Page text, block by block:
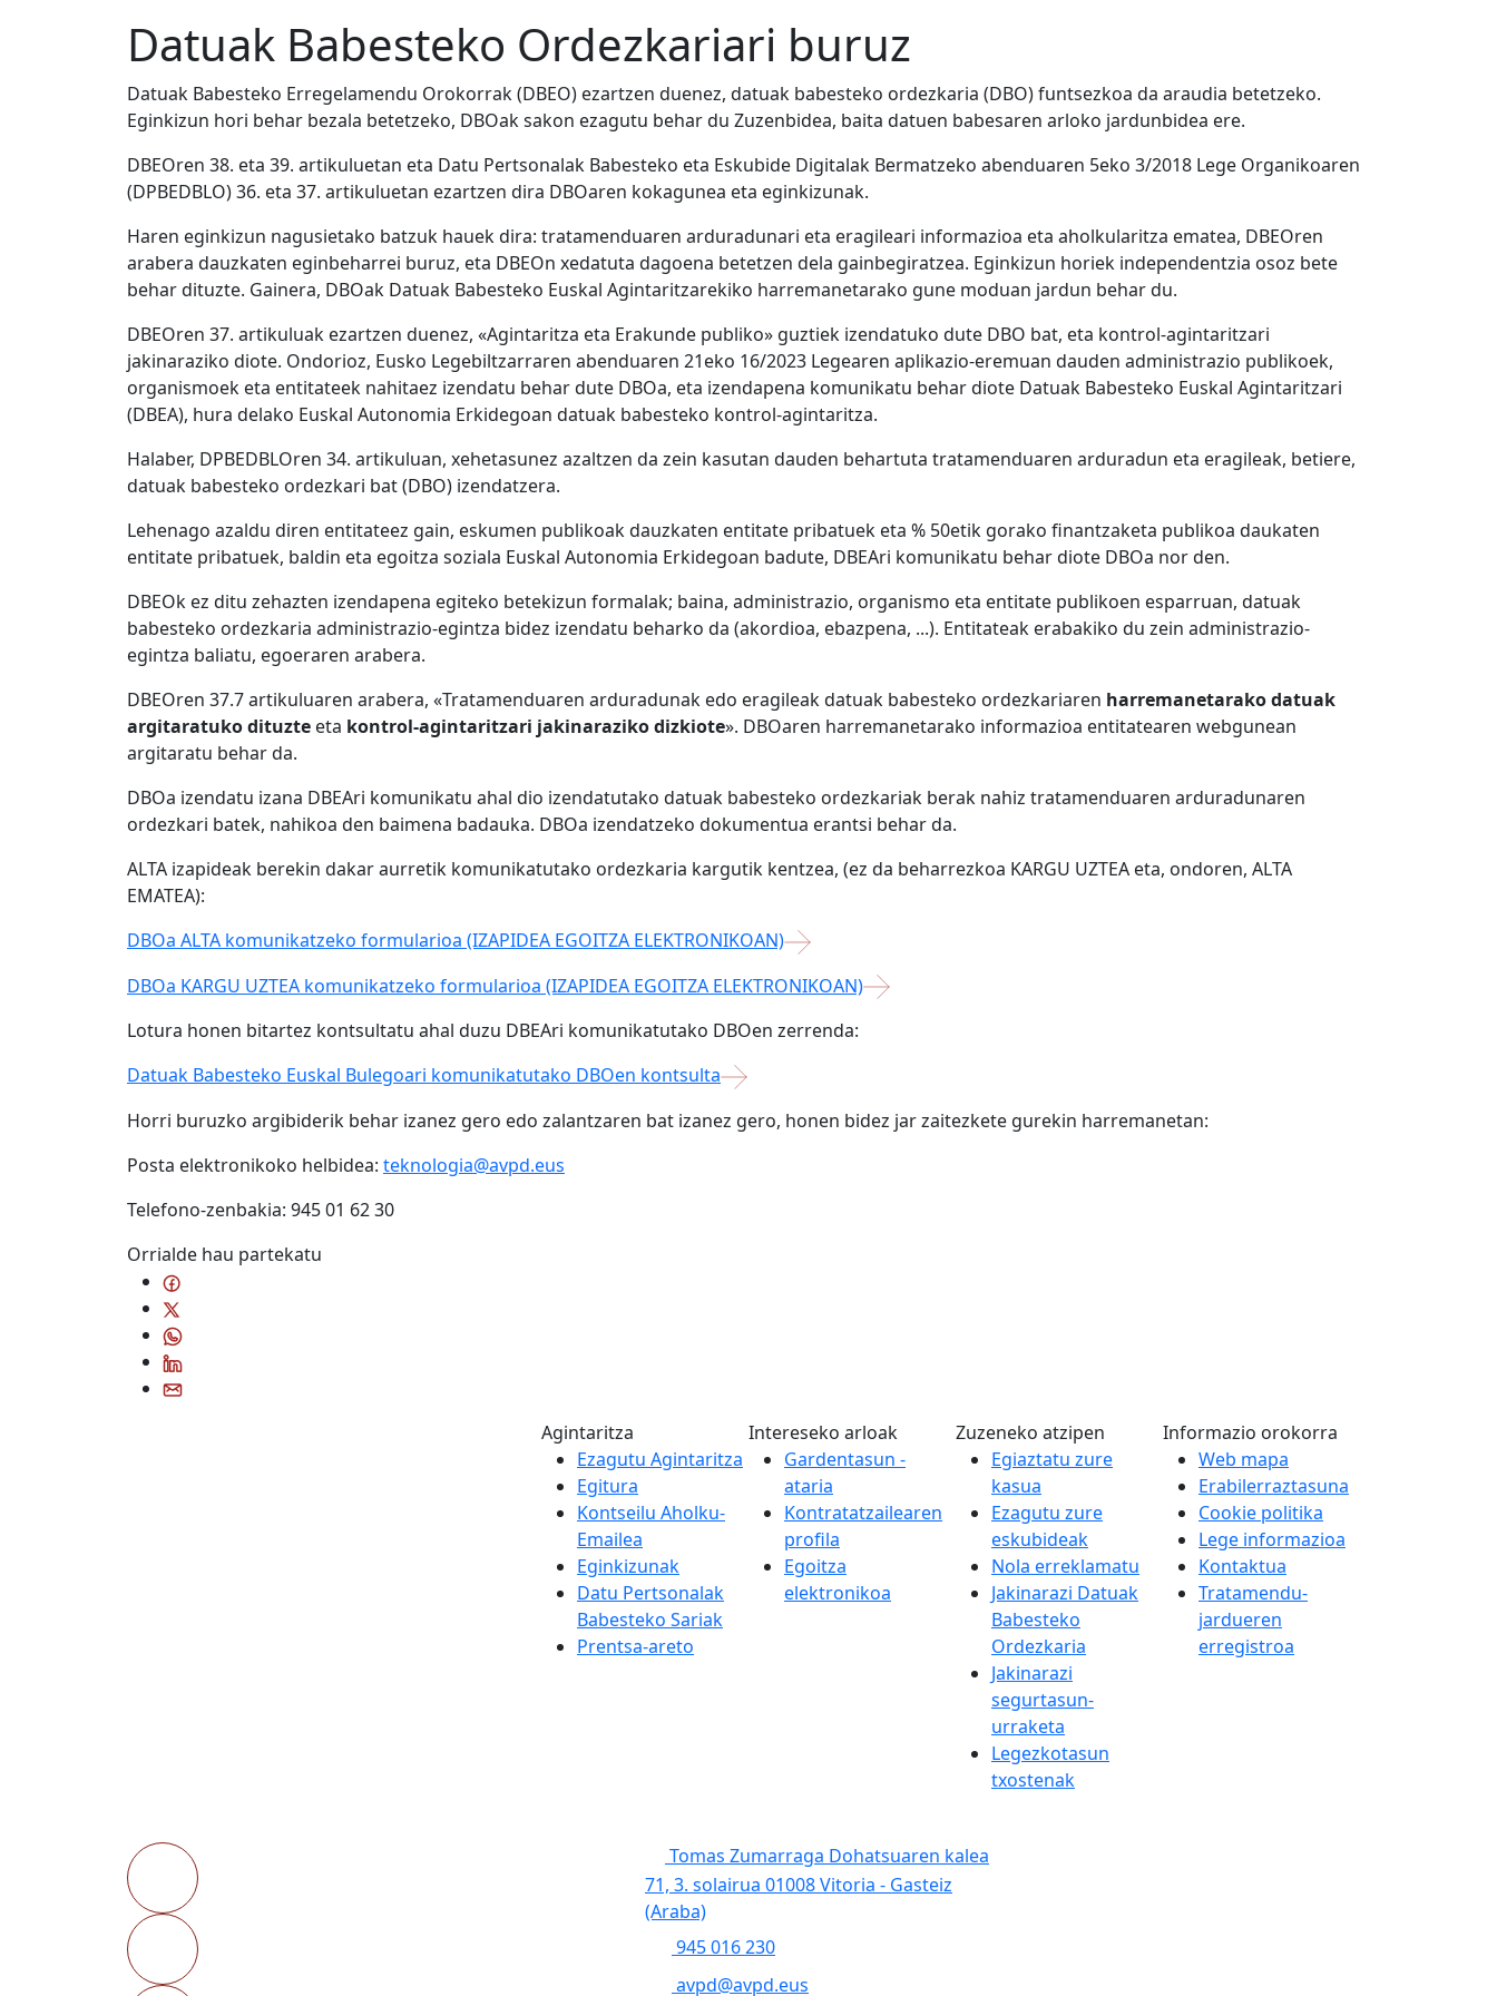
Datuak Babesteko Ordezkariari buruz
Datuak Babesteko Erregelamendu Orokorrak (DBEO) ezartzen duenez, datuak babesteko ordezkaria (DBO) funtsezkoa da araudia betetzeko.
Eginkizun hori behar bezala betetzeko, DBOak sakon ezagutu behar du Zuzenbidea, baita datuen babesaren arloko jardunbidea ere.
DBEOren 38. eta 39. artikuluetan eta Datu Pertsonalak Babesteko eta Eskubide Digitalak Bermatzeko abenduaren 5eko 3/2018 Lege Organikoaren
(DPBEDBLO) 36. eta 37. artikuluetan ezartzen dira DBOaren kokagunea eta eginkizunak.
Haren eginkizun nagusietako batzuk hauek dira: tratamenduaren arduradunari eta eragileari informazioa eta aholkularitza ematea, DBEOren
arabera dauzkaten eginbeharrei buruz, eta DBEOn xedatuta dagoena betetzen dela gainbegiratzea. Eginkizun horiek independentzia osoz bete
behar dituzte. Gainera, DBOak Datuak Babesteko Euskal Agintaritzarekiko harremanetarako gune moduan jardun behar du.
DBEOren 37. artikuluak ezartzen duenez, «Agintaritza eta Erakunde publiko» guztiek izendatuko dute DBO bat, eta kontrol-agintaritzari
jakinaraziko diote. Ondorioz, Eusko Legebiltzarraren abenduaren 21eko 16/2023 Legearen aplikazio-eremuan dauden administrazio publikoek,
organismoek eta entitateek nahitaez izendatu behar dute DBOa, eta izendapena komunikatu behar diote Datuak Babesteko Euskal Agintaritzari
(DBEA), hura delako Euskal Autonomia Erkidegoan datuak babesteko kontrol-agintaritza.
Halaber, DPBEDBLOren 34. artikuluan, xehetasunez azaltzen da zein kasutan dauden behartuta tratamenduaren arduradun eta eragileak, betiere,
datuak babesteko ordezkari bat (DBO) izendatzera.
Lehenago azaldu diren entitateez gain, eskumen publikoak dauzkaten entitate pribatuek eta % 50etik gorako finantzaketa publikoa daukaten
entitate pribatuek, baldin eta egoitza soziala Euskal Autonomia Erkidegoan badute, DBEAri komunikatu behar diote DBOa nor den.
DBEOk ez ditu zehazten izendapena egiteko betekizun formalak; baina, administrazio, organismo eta entitate publikoen esparruan, datuak
babesteko ordezkaria administrazio-egintza bidez izendatu beharko da (akordioa, ebazpena, ...). Entitateak erabakiko du zein administrazio-
egintza baliatu, egoeraren arabera.
DBEOren 37.7 artikuluaren arabera, «Tratamenduaren arduradunak edo eragileak datuak babesteko ordezkariaren harremanetarako datuak
argitaratuko dituzte eta kontrol-agintaritzari jakinaraziko dizkiote». DBOaren harremanetarako informazioa entitatearen webgunean
argitaratu behar da.
DBOa izendatu izana DBEAri komunikatu ahal dio izendatutako datuak babesteko ordezkariak berak nahiz tratamenduaren arduradunaren
ordezkari batek, nahikoa den baimena badauka. DBOa izendatzeko dokumentua erantsi behar da.
ALTA izapideak berekin dakar aurretik komunikatutako ordezkaria kargutik kentzea, (ez da beharrezkoa KARGU UZTEA eta, ondoren, ALTA
EMATEA):
DBOa ALTA komunikatzeko formularioa (IZAPIDEA EGOITZA ELEKTRONIKOAN)
DBOa KARGU UZTEA komunikatzeko formularioa (IZAPIDEA EGOITZA ELEKTRONIKOAN)
Lotura honen bitartez kontsultatu ahal duzu DBEAri komunikatutako DBOen zerrenda:
Datuak Babesteko Euskal Bulegoari komunikatutako DBOen kontsulta
Horri buruzko argibiderik behar izanez gero edo zalantzaren bat izanez gero, honen bidez jar zaitezkete gurekin harremanetan:
Posta elektronikoko helbidea: teknologia@avpd.eus
Telefono-zenbakia: 945 01 62 30
Orrialde hau partekatu
Agintaritza
Ezagutu Agintaritza
Egitura
Kontseilu Aholku-
Emailea
Eginkizunak
Datu Pertsonalak
Babesteko Sariak
Prentsa-areto
Intereseko arloak
Gardentasun -
ataria
Kontratatzailearen
profila
Egoitza
elektronikoa
Zuzeneko atzipen
Egiaztatu zure
kasua
Ezagutu zure
eskubideak
Nola erreklamatu
Jakinarazi Datuak
Babesteko
Ordezkaria
Jakinarazi
segurtasun-
urraketa
Legezkotasun
txostenak
Informazio orokorra
Web mapa
Erabilerraztasuna
Cookie politika
Lege informazioa
Kontaktua
Tratamendu-
jardueren
erregistroa
Tomas Zumarraga Dohatsuaren kalea
71, 3. solairua 01008 Vitoria - Gasteiz
(Araba)
945 016 230
avpd@avpd.eus